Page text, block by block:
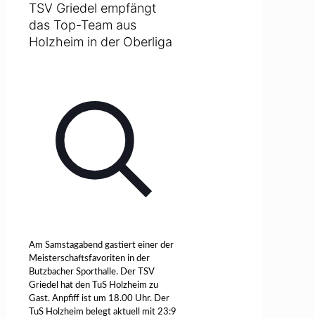
TSV Griedel empfängt
das Top-Team aus
Holzheim in der Oberliga
Am Samstagabend gastiert einer der
Meisterschaftsfavoriten in der
Butzbacher Sporthalle. Der TSV
Griedel hat den TuS Holzheim zu
Gast. Anpfiff ist um 18.00 Uhr. Der
TuS Holzheim belegt aktuell mit 23:9